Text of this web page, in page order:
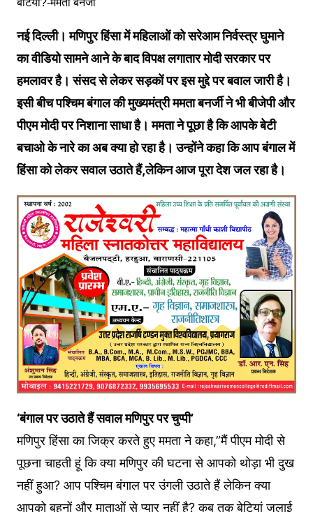
नई दिल्ली। मणिपुर हिंसा में महिलाओं को सरेआम निर्वस्त्र घुमाने
का वीडियो सामने आने के बाद विपक्ष लगातार मोदी सरकार पर
हमलावर है। संसद से लेकर सड़कों पर इस मुद्दे पर बवाल जारी है।
इसी बीच पश्चिम बंगाल की मुख्यमंत्री ममता बनर्जी ने भी बीजेपी और
पीएम मोदी पर निशाना साधा है। ममता ने पूछा है कि आपके बेटी
बचाओ के नारे का अब क्या हो रहा है। उन्होंने कहा कि आप बंगाल में
हिंसा को लेकर सवाल उठाते हैं,लेकिन आज पूरा देश जल रहा है।
‘बंगाल पर उठाते हैं सवाल मणिपुर पर चुप्पी’
मणिपुर हिंसा का जिक्र करते हुए ममता ने कहा,”मैं पीएम मोदी से
पूछना चाहती हूं कि क्या मणिपुर की घटना से आपको थोड़ा भी दुख
नहीं हुआ? आप पश्चिम बंगाल पर उंगली उठाते हैं लेकिन क्या
आपको बहनों और माताओं से प्यार नहीं है? कब तक बेटियां जलाई